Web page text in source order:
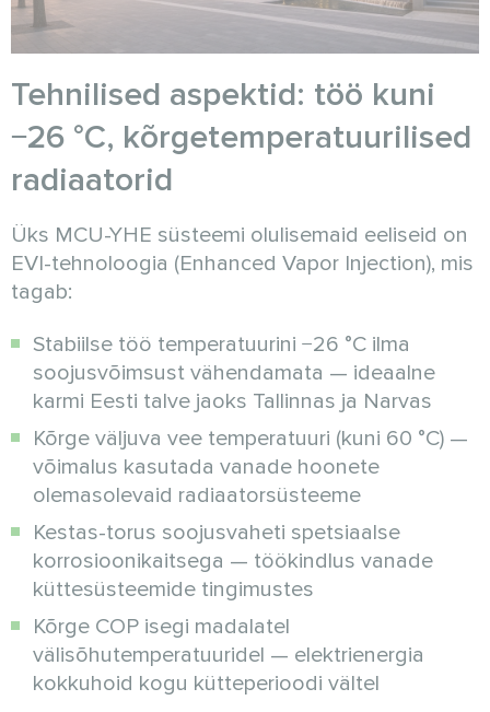
Tehnilised aspektid: töö kuni
−26 °C, kõrgetemperatuurilised
radiaatorid
Üks MCU-YHE süsteemi olulisemaid eeliseid on
EVI-tehnoloogia (Enhanced Vapor Injection), mis
tagab:
Stabiilse töö temperatuurini −26 °C ilma
soojusvõimsust vähendamata — ideaalne
karmi Eesti talve jaoks Tallinnas ja Narvas
Kõrge väljuva vee temperatuuri (kuni 60 °C) —
võimalus kasutada vanade hoonete
olemasolevaid radiaatorsüsteeme
Kestas-torus soojusvaheti spetsiaalse
korrosioonikaitsega — töökindlus vanade
küttesüsteemide tingimustes
Kõrge COP isegi madalatel
välisõhutemperatuuridel — elektrienergia
kokkuhoid kogu kütteperioodi vältel